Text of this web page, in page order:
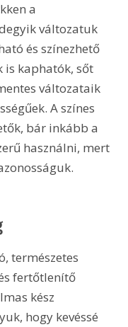
a
változatuk
és színezhető
is kaphatók, sőt
változataik
A színes
bár inkább a
használni, mert
természetes
fertőtlenítő
kész
hogy kevéssé